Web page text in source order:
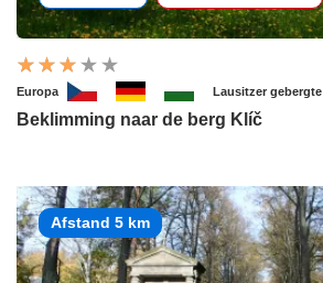
Europa Lausitzer gebergte
Beklimming naar de berg Klíč
Afstand 5 km